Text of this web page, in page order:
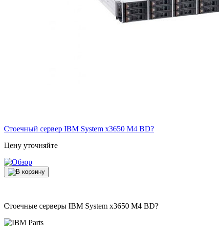
Стоечный сервер IBM System x3650 M4 BD?
Цену уточняйте
Стоечные серверы IBM System x3650 M4 BD?